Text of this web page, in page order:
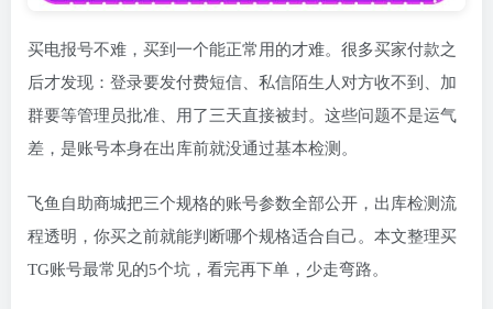
买电报号不难，买到一个能正常用的才难。很多买家付款之
后才发现：登录要发付费短信、私信陌生人对方收不到、加
群要等管理员批准、用了三天直接被封。这些问题不是运气
差，是账号本身在出库前就没通过基本检测。
飞鱼自助商城把三个规格的账号参数全部公开，出库检测流
程透明，你买之前就能判断哪个规格适合自己。本文整理买
TG账号最常见的5个坑，看完再下单，少走弯路。